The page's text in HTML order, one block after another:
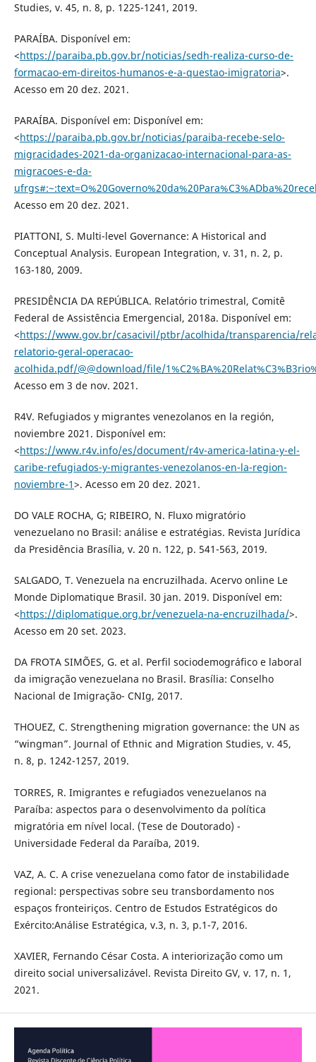
Studies, v. 45, n. 8, p. 1225-1241, 2019.
PARAÍBA. Disponível em:
<https://paraiba.pb.gov.br/noticias/sedh-realiza-curso-de-
formacao-em-direitos-humanos-e-a-questao-imigratoria>.
Acesso em 20 dez. 2021.
PARAÍBA. Disponível em: Disponível em:
<https://paraiba.pb.gov.br/noticias/paraiba-recebe-selo-
migracidades-2021-da-organizacao-internacional-para-as-
migracoes-e-da-
Acesso em 20 dez. 2021.
PIATTONI, S. Multi-level Governance: A Historical and
Conceptual Analysis. European Integration, v. 31, n. 2, p.
163-180, 2009.
PRESIDÊNCIA DA REPÚBLICA. Relatório trimestral, Comitê
Federal de Assistência Emergencial, 2018a. Disponível em:
<https://www.gov.br/casacivil/ptbr/acolhida/transparencia/
relatorio-geral-operacao-
acolhida.pdf/@@download/file/
Acesso em 3 de nov. 2021.
R4V. Refugiados y migrantes venezolanos en la región,
noviembre 2021. Disponível em:
<https://www.r4v.info/es/document/r4v-america-latina-y-el-
caribe-refugiados-y-migrantes-venezolanos-en-la-region-
noviembre-1>. Acesso em 20 dez. 2021.
DO VALE ROCHA, G; RIBEIRO, N. Fluxo migratório
venezuelano no Brasil: análise e estratégias. Revista Jurídica
da Presidência Brasília, v. 20 n. 122, p. 541-563, 2019.
SALGADO, T. Venezuela na encruzilhada. Acervo online Le
Monde Diplomatique Brasil. 30 jan. 2019. Disponível em:
<https://diplomatique.org.br/venezuela-na-encruzilhada/>.
Acesso em 20 set. 2023.
DA FROTA SIMÕES, G. et al. Perfil sociodemográfico e laboral
da imigração venezuelana no Brasil. Brasília: Conselho
Nacional de Imigração- CNIg, 2017.
THOUEZ, C. Strengthening migration governance: the UN as
“wingman”. Journal of Ethnic and Migration Studies, v. 45,
n. 8, p. 1242-1257, 2019.
TORRES, R. Imigrantes e refugiados venezuelanos na
Paraíba: aspectos para o desenvolvimento da política
migratória em nível local. (Tese de Doutorado) -
Universidade Federal da Paraíba, 2019.
VAZ, A. C. A crise venezuelana como fator de instabilidade
regional: perspectivas sobre seu transbordamento nos
espaços fronteiriços. Centro de Estudos Estratégicos do
Exército:Análise Estratégica, v.3, n. 3, p.1-7, 2016.
XAVIER, Fernando César Costa. A interiorização como um
direito social universalizável. Revista Direito GV, v. 17, n. 1,
2021.